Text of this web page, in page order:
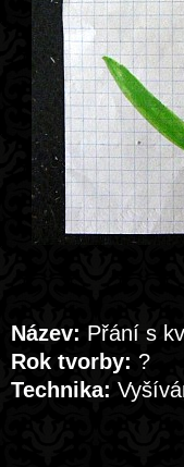
Název: Přání s
Rok tvorby: ?
Technika: